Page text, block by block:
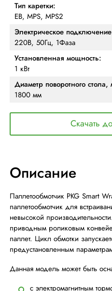
Тип каретки:
EB, MPS, MPS2
Электрическое подключение
220В, 50Гц, 1Фаза
Установленная мощность:
1 кВт
Диаметр поворотного стола,
1800 мм
Скачать
Описание
Паллетообмотчик PKG Smart
паллетообмотчик для
невысокой
приводным роликовым
паллет. Цикл обмотки
предустановленным
Данная модель может быть
с электромагнитным